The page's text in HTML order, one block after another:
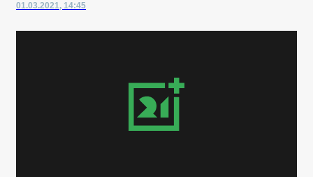
01.03.2021, 14:45